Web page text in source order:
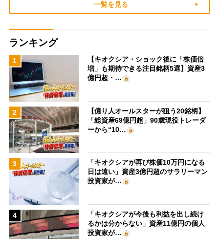
一覧を見る
ランキング
1
【キオクシア・ショック後に「株価倍
増」も期待できる注目銘柄5選】資産3
億円超・…
2
【億り人オールスターが狙う20銘柄】
「総資産69億円超」90歳現役トレーダ
ーから“10…
3
「キオクシアが再び株価10万円になる
日は遠い」資産3億円超のサラリーマン
投資家が…
4
「キオクシアが今後も利益を出し続け
るかは分からない」資産11億円の個人
投資家が…